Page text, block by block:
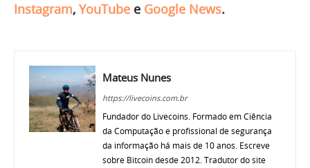
Instagram, YouTube e Google News.
Mateus Nunes
https://livecoins.com.br
Fundador do Livecoins. Formado em Ciência
da Computação e profissional de segurança
da informação há mais de 10 anos. Escreve
sobre Bitcoin desde 2012. Tradutor do site